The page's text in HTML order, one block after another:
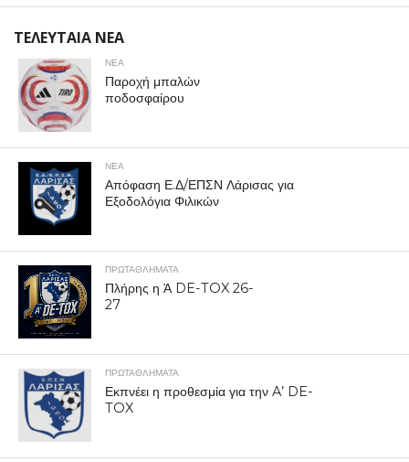
ΤΕΛΕΥΤΑΙΑ ΝΕΑ
ΝΕΑ
Παροχή μπαλών
ποδοσφαίρου
ΝΕΑ
Απόφαση Ε.Δ/ΕΠΣΝ Λάρισας για
Εξοδολόγια Φιλικών
ΠΡΩΤΑΘΛΉΜΑΤΑ
Πλήρης η Ά DE-TOX 26-
27
ΠΡΩΤΑΘΛΉΜΑΤΑ
Εκπνέει η προθεσμία για την A’ DE-
TOX